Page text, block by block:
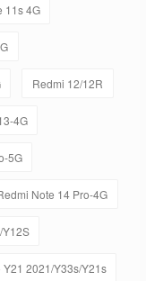
11s 4G
Redmi 12/12R
4G
5G
Note 14 Pro-4G
Y21 2021/Y33s/Y21s